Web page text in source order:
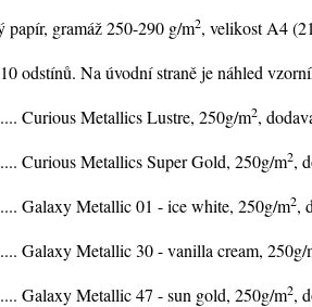
papír, gramáž 250-290 g/m2, velikost A4
odstínů. Na úvodní straně je náhled
Curious Metallics Lustre, 250g/m2,
Curious Metallics Super Gold, 250g/m2,
Galaxy Metallic 01 - ice white, 250g/m2,
Galaxy Metallic 30 - vanilla cream, 250g/
Galaxy Metallic 47 - sun gold, 250g/m2,